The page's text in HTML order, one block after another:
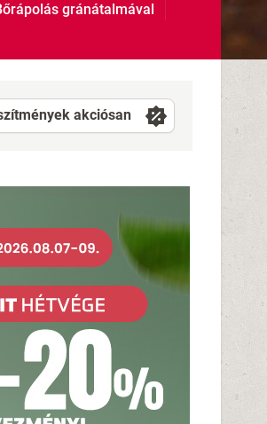
gránátalmával
akciósan